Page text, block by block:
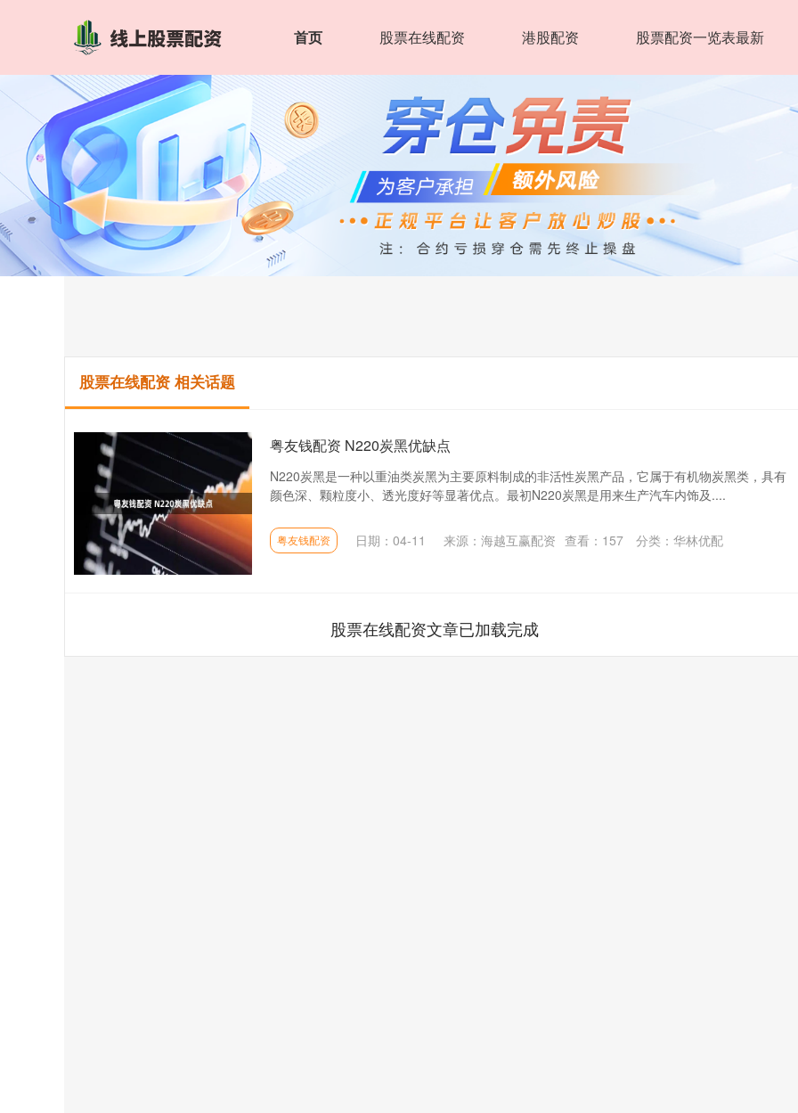
首页 股票在线配资 港股配资 股票配资一览表最新
股票在线配资 相关话题
粤友钱配资 N220炭黑优缺点
N220炭黑是一种以重油类炭黑为主要原料制成的非活性炭黑产品，它属于有机物炭黑类，具有
颜色深、颗粒度小、透光度好等显著优点。最初N220炭黑是用来生产汽车内饰及....
粤友钱配资 日期：04-11 来源：海越互赢配资 查看： 157 分类： 华林优配
股票在线配资文章已加载完成